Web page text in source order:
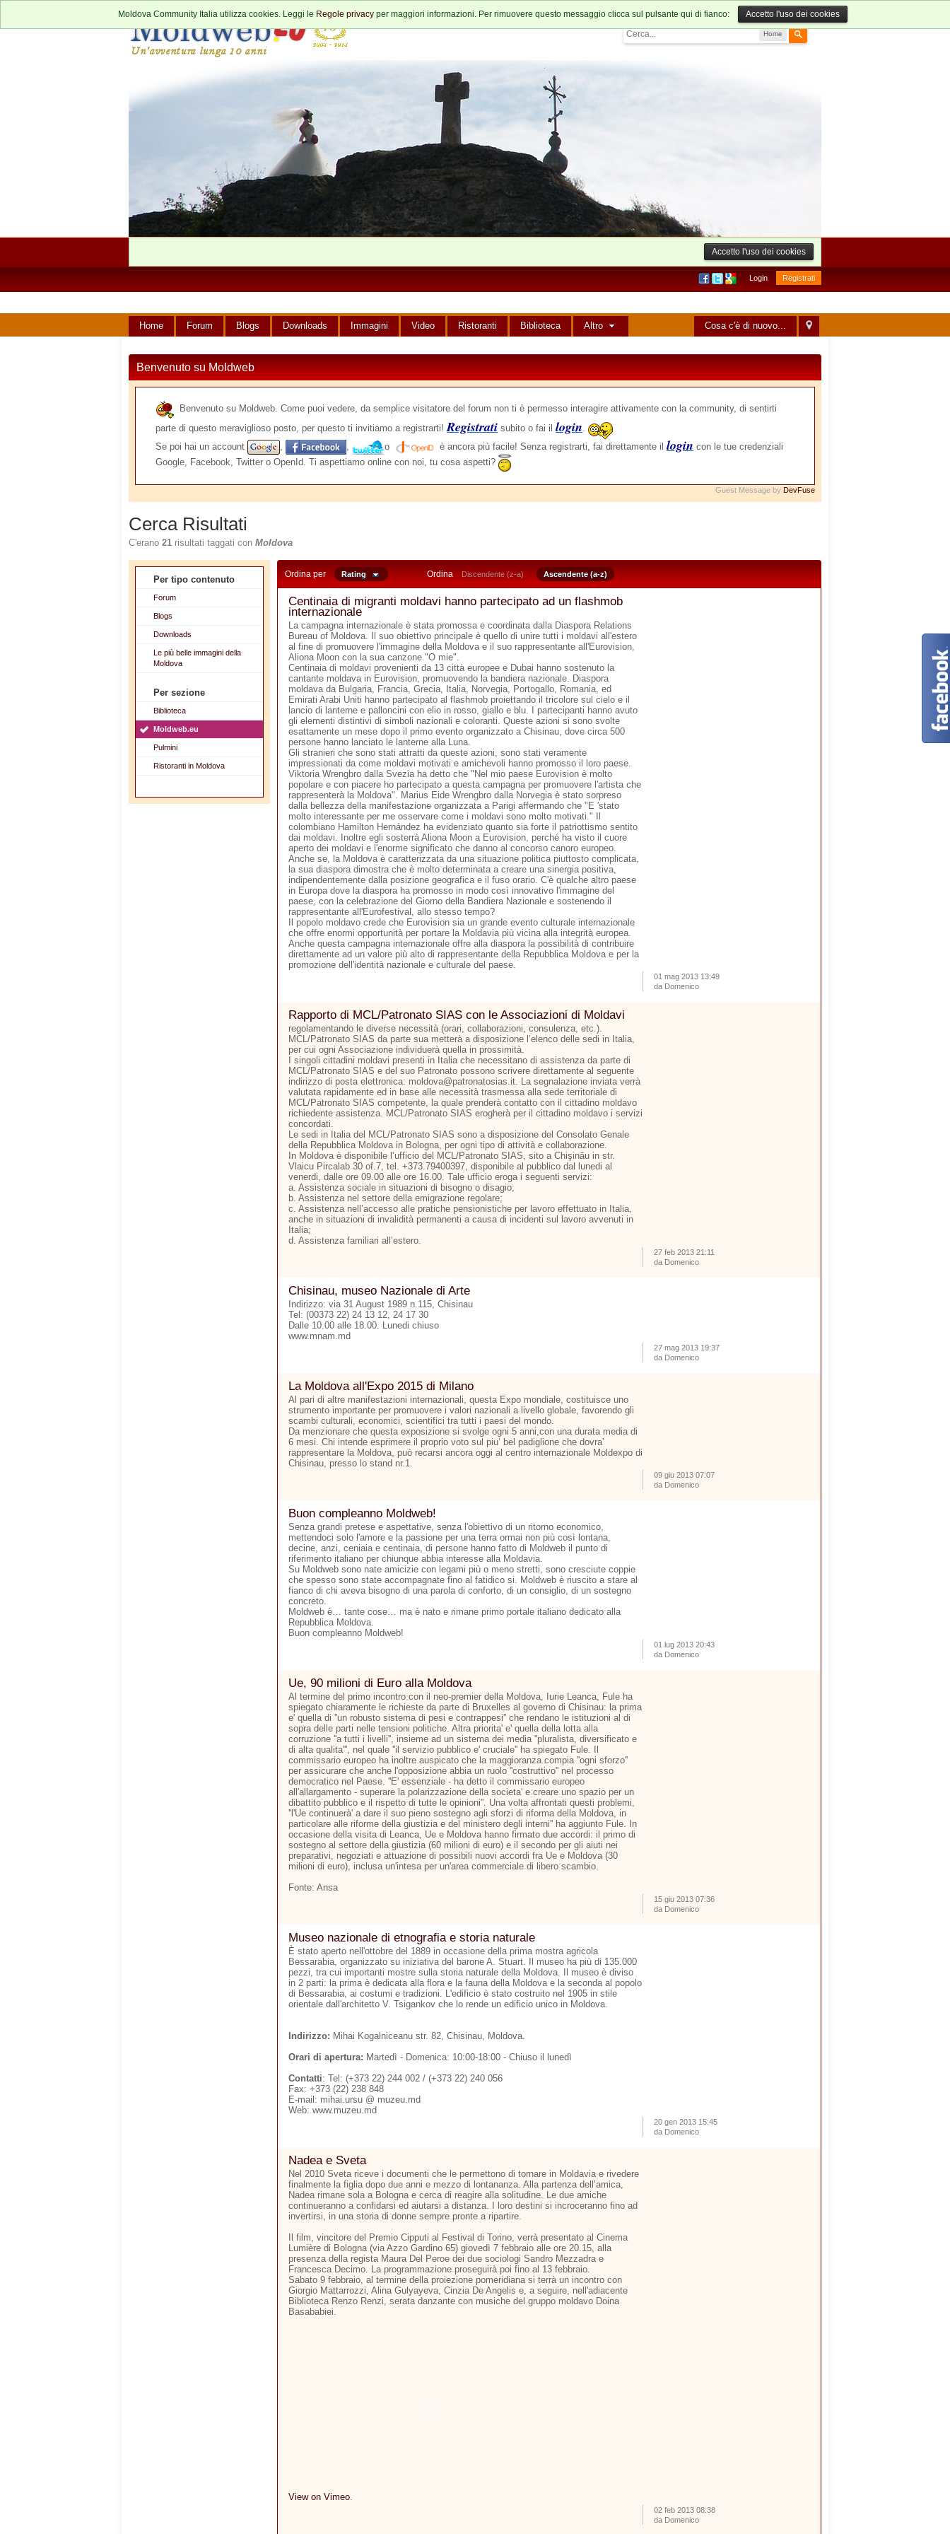
Home
Moldova Community Italia utilizza cookies. Leggi le Regole privacy per maggiori informazioni. Per rimuovere questo messaggio clicca sul pulsante qui di fianco: Accetto l'uso dei cookies
Accetto l'uso dei cookies
Login Registrati
Cosa c'è di nuovo...
Home Forum Blogs Downloads Immagini Video Ristoranti Biblioteca Altro
Benvenuto su Moldweb
Benvenuto su Moldweb. Come puoi vedere, da semplice visitatore del forum non ti è permesso interagire attivamente con la community, di sentirti
parte di questo meraviglioso posto, per questo ti invitiamo a registrarti!Registrati subito o fai il login.
Se poi hai un account
, , o è ancora più facile! Senza registrarti, fai direttamente il login con le tue credenziali
Google, Facebook, Twitter o OpenId. Ti aspettiamo online con noi, tu cosa aspetti?
Guest Message by DevFuse
Cerca Risultati
C'erano 21 risultati taggati con Moldova
Per tipo contenuto
Forum
Blogs
Downloads
Le più belle immagini della
Moldova
Per sezione
Biblioteca
Moldweb.eu
Pulmini
Ristoranti in Moldova
Ordina per Rating Ordina Discendente (z-a) Ascendente (a-z)
Centinaia di migranti moldavi hanno partecipato ad un flashmob
internazionale
La campagna internazionale è stata promossa e coordinata dalla Diaspora Relations
Bureau of Moldova. Il suo obiettivo principale è quello di unire tutti i moldavi all'estero
al fine di promuovere l'immagine della Moldova e il suo rappresentante all'Eurovision,
Aliona Moon con la sua canzone "O mie".
Centinaia di moldavi provenienti da 13 città europee e Dubai hanno sostenuto la
cantante moldava in Eurovision, promuovendo la bandiera nazionale. Diaspora
moldava da Bulgaria, Francia, Grecia, Italia, Norvegia, Portogallo, Romania, ed
Emirati Arabi Uniti hanno partecipato al flashmob proiettando il tricolore sul cielo e il
lancio di lanterne e palloncini con elio in rosso, giallo e blu. I partecipanti hanno avuto
gli elementi distintivi di simboli nazionali e coloranti. Queste azioni si sono svolte
esattamente un mese dopo il primo evento organizzato a Chisinau, dove circa 500
persone hanno lanciato le lanterne alla Luna.
Gli stranieri che sono stati attratti da queste azioni, sono stati veramente
impressionati da come moldavi motivati ​​e amichevoli hanno promosso il loro paese.
Viktoria Wrengbro dalla Svezia ha detto che "Nel mio paese Eurovision è molto
popolare e con piacere ho partecipato a questa campagna per promuovere l'artista che
rappresenterà la Moldova". Marius Eide Wrengbro dalla Norvegia è stato sorpreso
dalla bellezza della manifestazione organizzata a Parigi affermando che "E 'stato
molto interessante per me osservare come i moldavi sono molto motivati." Il
colombiano Hamilton Hernández ha evidenziato quanto sia forte il patriottismo sentito
dai moldavi. Inoltre egli sosterrà Aliona Moon a Eurovision, perché ha visto il cuore
aperto dei moldavi e l'enorme significato che danno al concorso canoro europeo.
Anche se, la Moldova è caratterizzata da una situazione politica piuttosto complicata,
la sua diaspora dimostra che è molto determinata a creare una sinergia positiva,
indipendentemente dalla posizione geografica e il fuso orario. C'è qualche altro paese
in Europa dove la diaspora ha promosso in modo così innovativo l'immagine del
paese, con la celebrazione del Giorno della Bandiera Nazionale e sostenendo il
rappresentante all'Eurofestival, allo stesso tempo?
Il popolo moldavo crede che Eurovision sia un grande evento culturale internazionale
che offre enormi opportunità per portare la Moldavia più vicina alla integrità europea.
Anche questa campagna internazionale offre alla diaspora la possibilità di contribuire
direttamente ad un valore più alto di rappresentante della Repubblica Moldova e per la
promozione dell'identità nazionale e culturale del paese.
01 mag 2013 13:49
da Domenico
Rapporto di MCL/Patronato SIAS con le Associazioni di Moldavi
regolamentando le diverse necessità (orari, collaborazioni, consulenza, etc.).
MCL/Patronato SIAS da parte sua metterà a disposizione l’elenco delle sedi in Italia,
per cui ogni Associazione individuerà quella in prossimità.
I singoli cittadini moldavi presenti in Italia che necessitano di assistenza da parte di
MCL/Patronato SIAS e del suo Patronato possono scrivere direttamente al seguente
indirizzo di posta elettronica: moldova@patronatosias.it. La segnalazione inviata verrà
valutata rapidamente ed in base alle necessità trasmessa alla sede territoriale di
MCL/Patronato SIAS competente, la quale prenderà contatto con il cittadino moldavo
richiedente assistenza. MCL/Patronato SIAS erogherà per il cittadino moldavo i servizi
concordati.
Le sedi in Italia del MCL/Patronato SIAS sono a disposizione del Consolato Genale
della Repubblica Moldova in Bologna, per ogni tipo di attività e collaborazione.
In Moldova è disponibile l’ufficio del MCL/Patronato SIAS, sito a Chişinău in str.
Vlaicu Pircalab 30 of.7, tel. +373.79400397, disponibile al pubblico dal lunedi al
venerdi, dalle ore 09.00 alle ore 16.00. Tale ufficio eroga i seguenti servizi:
a. Assistenza sociale in situazioni di bisogno o disagio;
b. Assistenza nel settore della emigrazione regolare;
c. Assistenza nell’accesso alle pratiche pensionistiche per lavoro effettuato in Italia,
anche in situazioni di invalidità permanenti a causa di incidenti sul lavoro avvenuti in
Italia;
d. Assistenza familiari all’estero.
27 feb 2013 21:11
da Domenico
Chisinau, museo Nazionale di Arte
Indirizzo: via 31 August 1989 n.115, Chisinau
Tel: (00373 22) 24 13 12, 24 17 30
Dalle 10.00 alle 18.00. Lunedi chiuso
www.mnam.md
27 mag 2013 19:37
da Domenico
La Moldova all'Expo 2015 di Milano
Al pari di altre manifestazioni internazionali, questa Expo mondiale, costituisce uno
strumento importante per promuovere i valori nazionali a livello globale, favorendo gli
scambi culturali, economici, scientifici tra tutti i paesi del mondo.
Da menzionare che questa exposizione si svolge ogni 5 anni,con una durata media di
6 mesi. Chi intende esprimere il proprio voto sul piu’ bel padiglione che dovra’
rappresentare la Moldova, può recarsi ancora oggi al centro internazionale Moldexpo di
Chisinau, presso lo stand nr.1.
09 giu 2013 07:07
da Domenico
Buon compleanno Moldweb!
Senza grandi pretese e aspettative, senza l'obiettivo di un ritorno economico,
mettendoci solo l'amore e la passione per una terra ormai non più così lontana,
decine, anzi, ceniaia e centinaia, di persone hanno fatto di Moldweb il punto di
riferimento italiano per chiunque abbia interesse alla Moldavia.
Su Moldweb sono nate amicizie con legami più o meno stretti, sono cresciute coppie
che spesso sono state accompagnate fino al fatidico si. Moldweb è riuscito a stare al
fianco di chi aveva bisogno di una parola di conforto, di un consiglio, di un sostegno
concreto.
Moldweb è… tante cose… ma è nato e rimane primo portale italiano dedicato alla
Repubblica Moldova.
Buon compleanno Moldweb!
01 lug 2013 20:43
da Domenico
Ue, 90 milioni di Euro alla Moldova
Al termine del primo incontro con il neo-premier della Moldova, Iurie Leanca, Fule ha
spiegato chiaramente le richieste da parte di Bruxelles al governo di Chisinau: la prima
e' quella di ''un robusto sistema di pesi e contrappesi'' che rendano le istituzioni al di
sopra delle parti nelle tensioni politiche. Altra priorita' e' quella della lotta alla
corruzione ''a tutti i livelli'', insieme ad un sistema dei media ''pluralista, diversificato e
di alta qualita''', nel quale ''il servizio pubblico e' cruciale'' ha spiegato Fule. Il
commissario europeo ha inoltre auspicato che la maggioranza compia ''ogni sforzo''
per assicurare che anche l'opposizione abbia un ruolo ''costruttivo'' nel processo
democratico nel Paese. ''E' essenziale - ha detto il commissario europeo
all'allargamento - superare la polarizzazione della societa' e creare uno spazio per un
dibattito pubblico e il rispetto di tutte le opinioni''. Una volta affrontati questi problemi,
''l'Ue continuerà' a dare il suo pieno sostegno agli sforzi di riforma della Moldova, in
particolare alle riforme della giustizia e del ministero degli interni'' ha aggiunto Fule. In
occasione della visita di Leanca, Ue e Moldova hanno firmato due accordi: il primo di
sostegno al settore della giustizia (60 milioni di euro) e il secondo per gli aiuti nei
preparativi, negoziati e attuazione di possibili nuovi accordi fra Ue e Moldova (30
milioni di euro), inclusa un'intesa per un'area commerciale di libero scambio.
Fonte: Ansa
15 giu 2013 07:36
da Domenico
Museo nazionale di etnografia e storia naturale
È stato aperto nell'ottobre del 1889 in occasione della prima mostra agricola
Bessarabia, organizzato su iniziativa del barone A. Stuart. Il museo ha più di 135.000
pezzi, tra cui importanti mostre sulla storia naturale della Moldova. Il museo è diviso
in 2 parti: la prima è dedicata alla flora e la fauna della Moldova e la seconda al popolo
di Bessarabia, ai costumi e tradizioni. L'edificio è stato costruito nel 1905 in stile
orientale dall'architetto V. Tsigankov che lo rende un edificio unico in Moldova.
Indirizzo: Mihai Kogalniceanu str. 82, Chisinau, Moldova.
Orari di apertura: Martedì - Domenica: 10:00-18:00 - Chiuso il lunedì
Contatti: Tel: (+373 22) 244 002 / (+373 22) 240 056
Fax: +373 (22) 238 848
E-mail: mihai.ursu @ muzeu.md
Web: www.muzeu.md
20 gen 2013 15:45
da Domenico
Nadea e Sveta
Nel 2010 Sveta riceve i documenti che le permettono di tornare in Moldavia e rivedere
finalmente la figlia dopo due anni e mezzo di lontananza. Alla partenza dell’amica,
Nadea rimane sola a Bologna e cerca di reagire alla solitudine. Le due amiche
continueranno a confidarsi ed aiutarsi a distanza. I loro destini si incroceranno fino ad
invertirsi, in una storia di donne sempre pronte a ripartire.
Il film, vincitore del Premio Cipputi al Festival di Torino, verrà presentato al Cinema
Lumière di Bologna (via Azzo Gardino 65) giovedì 7 febbraio alle ore 20.15, alla
presenza della regista Maura Del Peroe dei due sociologi Sandro Mezzadra e
Francesca Decimo. La programmazione proseguirà poi fino al 13 febbraio.
Sabato 9 febbraio, al termine della proiezione pomeridiana si terrà un incontro con
Giorgio Mattarrozzi, Alina Gulyayeva, Cinzia De Angelis e, a seguire, nell'adiacente
Biblioteca Renzo Renzi, serata danzante con musiche del gruppo moldavo Doina
Basababiei.
View on Vimeo.
02 feb 2013 08:38
da Domenico